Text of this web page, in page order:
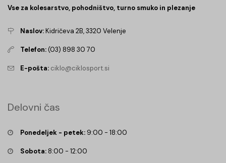
Vse za kolesarstvo, pohodništvo, turno smuko in plezanje
Naslov:Kidričeva 2B, 3320 Velenje
Telefon:(03) 898 30 70
E-pošta: ciklo@ciklosport.si
Delovni čas
Ponedeljek - petek: 9:00 - 18:00
Sobota: 8:00 - 12:00